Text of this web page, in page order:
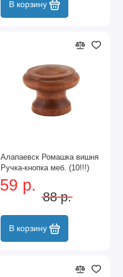
В корзину
Алапаевск Ромашка вишня
Ручка-кнопка меб. (10!!!)
59 р.
88 р.
В корзину